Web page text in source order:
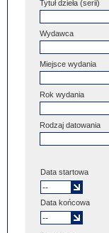
Tytuł dzieła (serii)
Wydawca
Miejsce wydania
Rok wydania
Rodzaj datowania
Data startowa
Data końcowa